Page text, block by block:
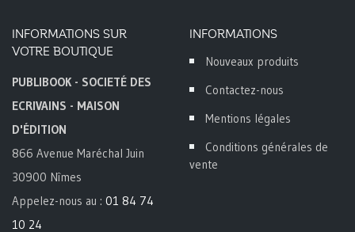
INFORMATIONS SUR
VOTRE BOUTIQUE
PUBLIBOOK - SOCIETÉ DES
ECRIVAINS - MAISON
D'ÉDITION
866 Avenue Maréchal Juin
30900 Nîmes
Appelez-nous au : 01 84 74
10 24
INFORMATIONS
Nouveaux produits
Contactez-nous
Mentions légales
Conditions générales de
vente